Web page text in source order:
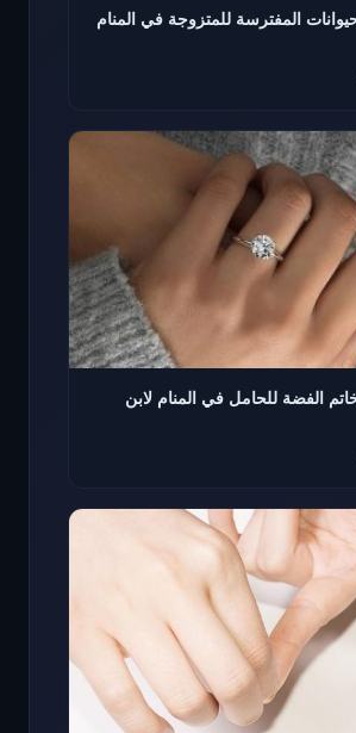
المفترسة للمتزوجة في المنام
الفضة للحامل في المنام لابن